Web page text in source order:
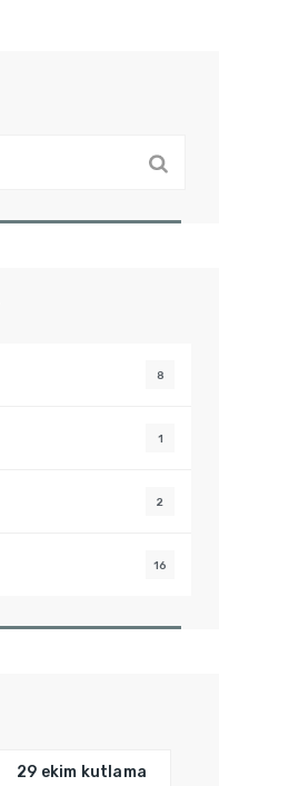
8
1
2
16
29 ekim kutlama